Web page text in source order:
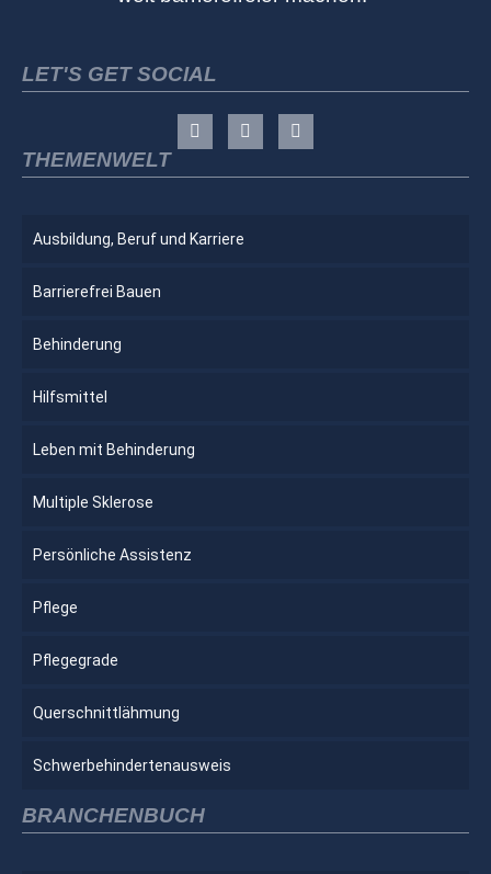
LET'S GET SOCIAL
THEMENWELT
Ausbildung, Beruf und Karriere
Barrierefrei Bauen
Behinderung
Hilfsmittel
Leben mit Behinderung
Multiple Sklerose
Persönliche Assistenz
Pflege
Pflegegrade
Querschnittlähmung
Schwerbehindertenausweis
BRANCHENBUCH